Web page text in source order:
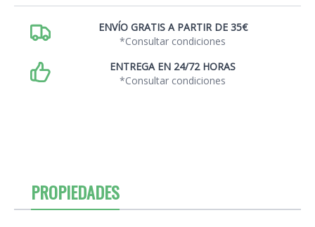
ENVÍO GRATIS A PARTIR DE 35€
*Consultar condiciones
ENTREGA EN 24/72 HORAS
*Consultar condiciones
PROPIEDADES